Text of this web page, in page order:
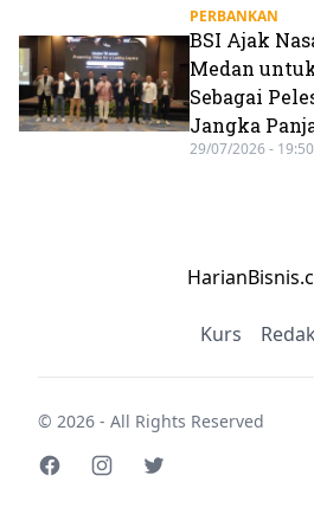
PERBANKAN
BSI Ajak
Medan
Sebagai
Jangka
29/07/2026 - 19:50
Kurs
© 2026 - All Rights Reserved